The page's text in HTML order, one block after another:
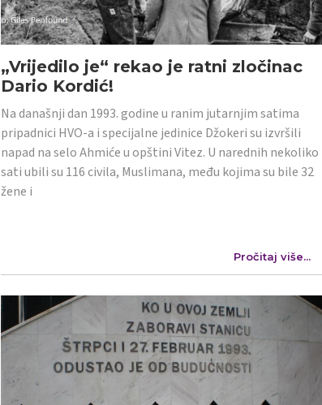
„Vrijedilo je“ rekao je ratni zločinac
Dario Kordić!
Na današnji dan 1993. godine u ranim jutarnjim satima
pripadnici HVO-a i specijalne jedinice Džokeri su izvršili
napad na selo Ahmiće u opštini Vitez. U narednih nekoliko
sati ubili su 116 civila, Muslimana, među kojima su bile 32
žene i
Pročitaj više...